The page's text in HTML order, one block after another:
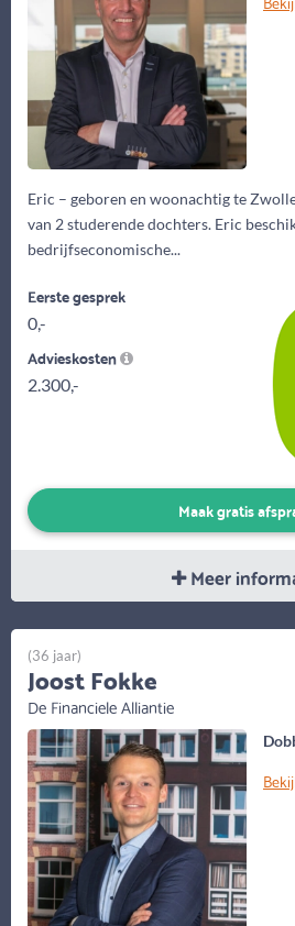
Eric – geboren en woonachtig te
van 2 studerende dochters. Eric
bedrijfseconomische...
Eerste gesprek
0,-
Advieskosten
2.300,-
Maak gratis
Meer
(36 jaar)
Joost Fokke
De Financiele Alliantie